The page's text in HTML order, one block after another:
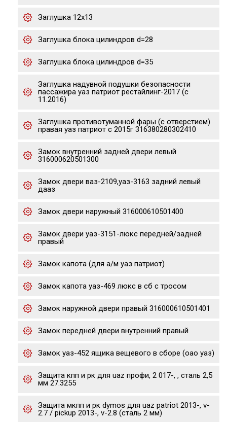
Заглушка 12х13
Заглушка блока цилиндров d=28
Заглушка блока цилиндров d=35
Заглушка надувной подушки безопасности
пассажира уаз патриот рестайлинг-2017 (с
11.2016)
Заглушка противотуманной фары (с отверстием)
правая уаз патриот с 2015г 316380280302410
Замок внутренний задней двери левый
316000620501300
Замок двери ваз-2109,уаз-3163 задний левый
дааз
Замок двери наружный 316000610501400
Замок двери уаз-3151-люкс передней/задней
правый
Замок капота (для а/м уаз патриот)
Замок капота уаз-469 люкс в сб с тросом
Замок наружной двери правый 316000610501401
Замок передней двери внутренний правый
Замок уаз-452 ящика вещевого в сборе (оао уаз)
Защита кпп и рк для uaz профи, 2 017-, , сталь 2,5
мм 27.3255
Защита мкпп и рк dymos для uaz patriot 2013-, v-
2.7 / pickup 2013-, v-2.8 (сталь 2 мм)